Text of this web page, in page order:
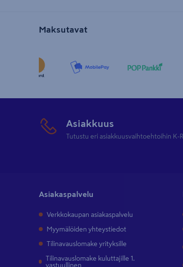
Maksutavat
Asiakkuus
Tutustu eri asiakkuusvaihtoehtoihin K-
Asiakaspalvelu
Verkkokaupan asiakaspalvelu
Myymälöiden yhteystiedot
Tilinavauslomake yrityksille
Tilinavauslomake kuluttajille 1.
vastuullinen